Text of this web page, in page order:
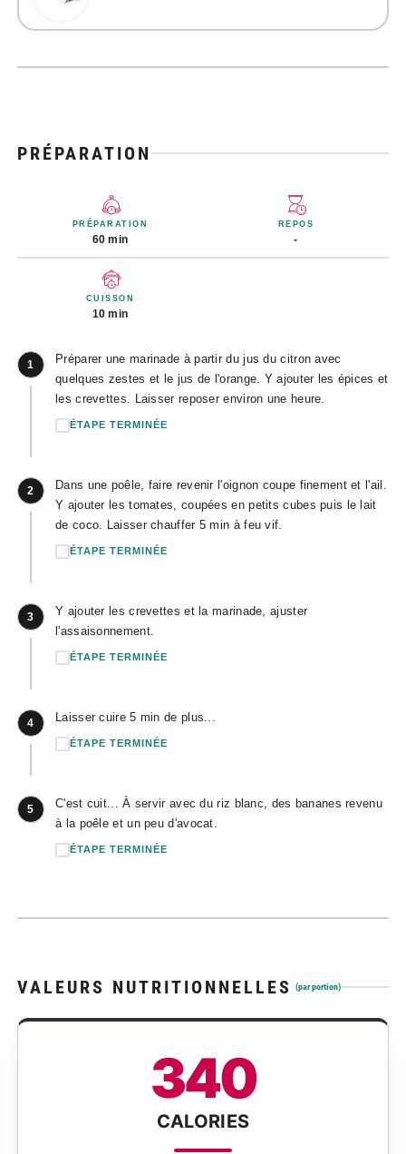
PRÉPARATION
PRÉPARATION
60 min
REPOS
-
CUISSON
10 min
1
Préparer une marinade à partir du jus du citron avec
quelques zestes et le jus de l'orange. Y ajouter les épices et
les crevettes. Laisser reposer environ une heure.
ÉTAPE TERMINÉE
2
Dans une poêle, faire revenir l'oignon coupe finement et l'ail.
Y ajouter les tomates, coupées en petits cubes puis le lait
de coco. Laisser chauffer 5 min à feu vif.
ÉTAPE TERMINÉE
3
Y ajouter les crevettes et la marinade, ajuster
l'assaisonnement.
ÉTAPE TERMINÉE
4 Laisser cuire 5 min de plus...
ÉTAPE TERMINÉE
5
C'est cuit... À servir avec du riz blanc, des bananes revenu
à la poêle et un peu d'avocat.
ÉTAPE TERMINÉE
VALEURS NUTRITIONNELLES (par portion)
340
CALORIES